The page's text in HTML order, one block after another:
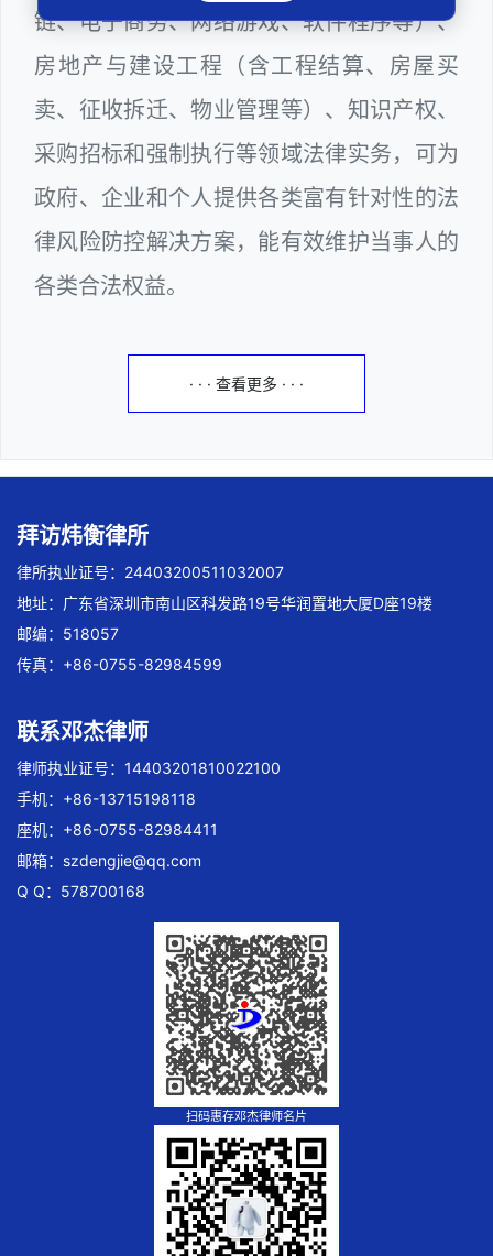
链、电子商务、网络游戏、软件程序等）、
房地产与建设工程（含工程结算、房屋买
卖、征收拆迁、物业管理等）、知识产权、
采购招标和强制执行等领域法律实务，可为
政府、企业和个人提供各类富有针对性的法
律风险防控解决方案，能有效维护当事人的
各类合法权益。
· · · 查看更多 · · ·
拜访炜衡律所
律所执业证号：24403200511032007
地址：广东省深圳市南山区科发路19号华润置地大厦D座19楼
邮编：518057
传真：+86-0755-82984599
联系邓杰律师
律师执业证号：14403201810022100
手机：+86-13715198118
座机：+86-0755-82984411
邮箱： szdengjie@qq.com
Q Q：578700168
扫码惠存邓杰律师名片